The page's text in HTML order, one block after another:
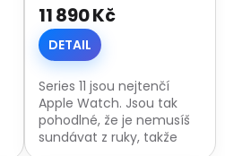
11 890 Kč
DETAIL
Series 11 jsou nejtenčí
Apple Watch. Jsou tak
pohodlné, že je nemusíš
sundávat z ruky, takže